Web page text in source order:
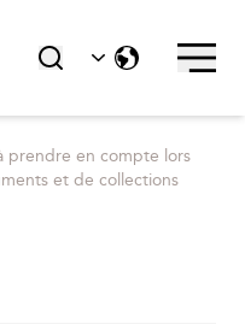
prendre en compte lors
et de collections